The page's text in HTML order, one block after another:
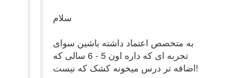
سلام
به متخصص اعتماد داشته باشین سوای
تجربه ای که داره اون 5 - 6 سالی که
اضافه تر درس میخونه کشک که نیست!